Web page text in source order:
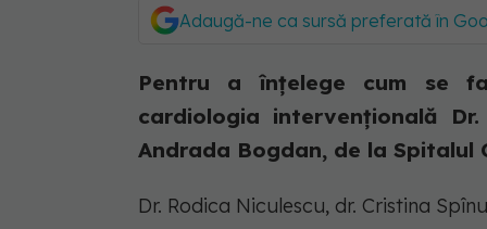
Adaugă-ne ca sursă preferată în
Pentru a înțelege cum se
cardiologia intervențională
Andrada Bogdan, de la Spitalul
Dr. Rodica Niculescu, dr. Cristina